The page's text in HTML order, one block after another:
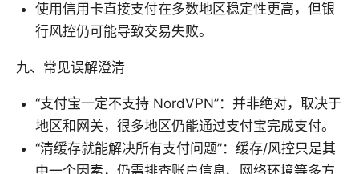
使用信用卡直接支付在多数地区稳定性更高，但银
行风控仍可能导致交易失败。
九、常见误解澄清
“支付宝一定不支持 NordVPN”：并非绝对，取决于
地区和网关，很多地区仍能通过支付宝完成支付。
“清缓存就能解决所有支付问题”：缓存/风控只是其
中一个因素，仍需排查账户信息、网络环境等多方